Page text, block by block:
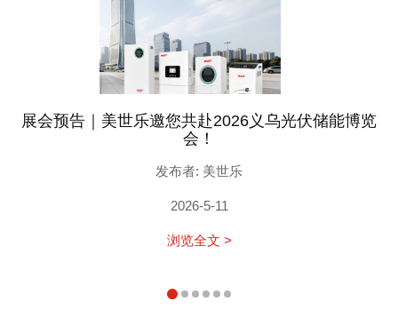
展会预告｜美世乐邀您共赴2026义乌光伏储能博览
会！
发布者: 美世乐
2026-5-11
浏览全文 >